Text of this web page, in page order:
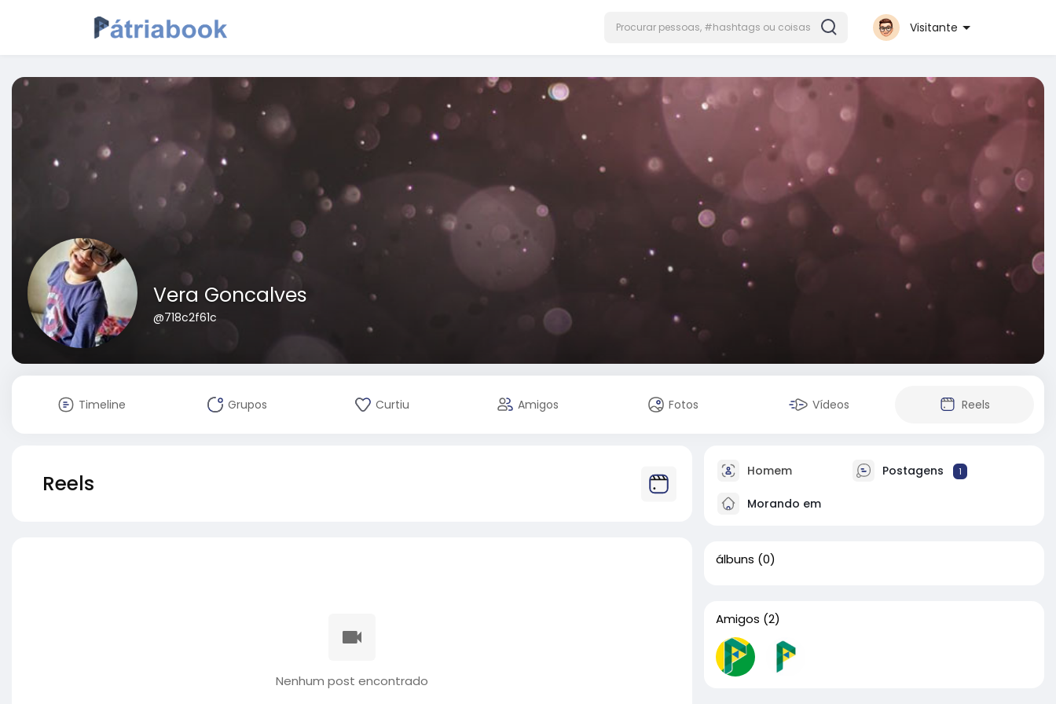
Visitante
Vera Goncalves
@718c2f61c
Timeline Grupos Curtiu Amigos Fotos Vídeos Reels
Reels
Nenhum post encontrado
Homem Postagens 1
Morando em
álbuns (0)
Amigos (2)